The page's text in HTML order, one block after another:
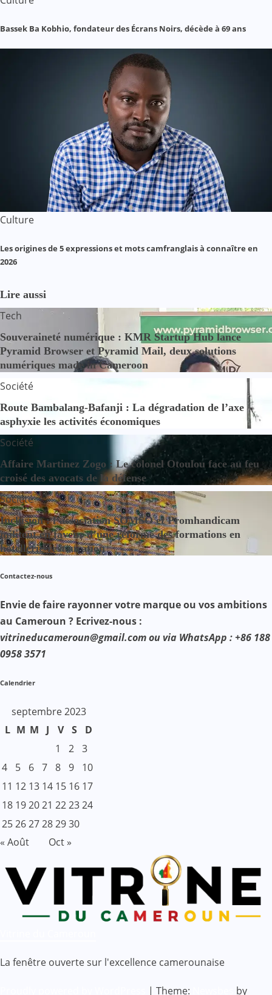
Bassek Ba Kobhio, fondateur des Écrans Noirs, décède à 69 ans
Culture
Les origines de 5 expressions et mots camfranglais à connaître en
2026
Lire aussi
Tech
Souveraineté numérique : KMR Startup Hub lance
Pyramid Browser et Pyramid Mail, deux solutions
numériques made in Cameroon
Société
Route Bambalang-Bafanji : La dégradation de l’axe
asphyxie les activités économiques
Société
Affaire Martinez Zogo : Le colonel Otoulou face au feu
croisé des avocats de la défense
Société
Inclusion : l’association SOMSO et Promhandicam
militent en faveur d’une réforme des formations en
hôtellerie-restauration
Contactez-nous
Envie de faire rayonner votre marque ou vos ambitions
au Cameroun ? Ecrivez-nous :
vitrineducameroun@gmail.com ou via WhatsApp : +86 188
0958 3571
Calendrier
septembre 2023
L M M J V S
D
1
2 3
4
5 6 7 8 9
10
11 12 13 14 15 16 17
18 192021 222324
252627282930
« Août
Oct »
La fenêtre ouverte sur l'excellence camerounaise
| Theme: by